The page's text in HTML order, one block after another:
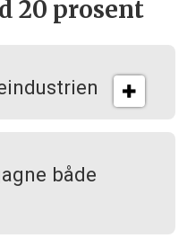
20 prosent
både